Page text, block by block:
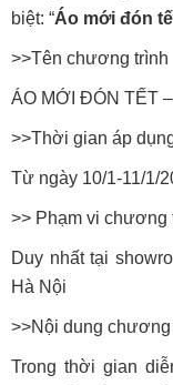
biệt: “Áo mới đón
>>Tên chương trình
ÁO MỚI ĐÓN TẾT
>>Thời gian áp
Từ ngày 10/1-11/1/
>> Phạm vi chương
Duy nhất tại
Hà Nội
>>Nội dung chương
Trong thời gian